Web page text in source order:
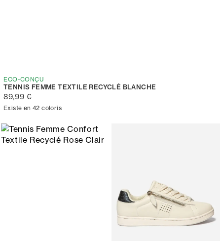
ECO-CONÇU
TENNIS FEMME TEXTILE RECYCLÉ BLANCHE
89,99 €
Existe en 42 coloris